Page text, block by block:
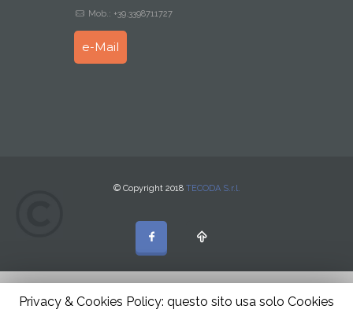
Mob.: +39.3398711727
e-Mail
© Copyright 2018 TECODA S.r.l.
Privacy & Cookies Policy: questo sito usa solo Cookies